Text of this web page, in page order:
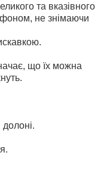
та вказівного
не знімаючи
що їх можна